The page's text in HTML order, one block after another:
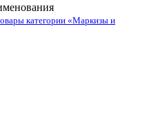
категории «Маркизы и